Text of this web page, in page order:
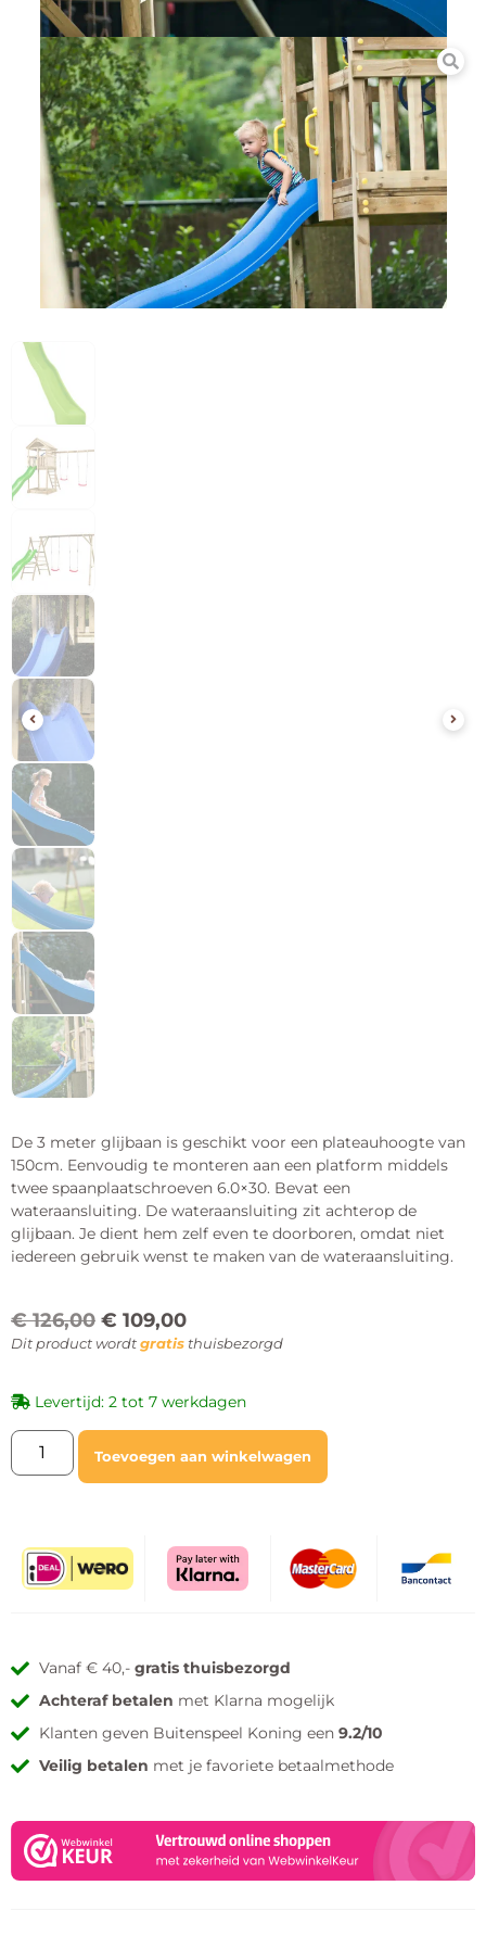
De 3 meter glijbaan is geschikt voor een plateauhoogte van
150cm. Eenvoudig te monteren aan een platform middels
twee spaanplaatschroeven 6.0×30. Bevat een
wateraansluiting. De wateraansluiting zit achterop de
glijbaan. Je dient hem zelf even te doorboren, omdat niet
iedereen gebruik wenst te maken van de wateraansluiting.
€126,00 € 109,00
Dit product wordt gratis thuisbezorgd
Levertijd: 2 tot 7 werkdagen
Toevoegen aan winkelwagen
Vanaf € 40,-gratis thuisbezorgd
Achteraf betalen met Klarna mogelijk
Klanten geven Buitenspeel Koning een9.2/10
Veilig betalen met je favoriete betaalmethode